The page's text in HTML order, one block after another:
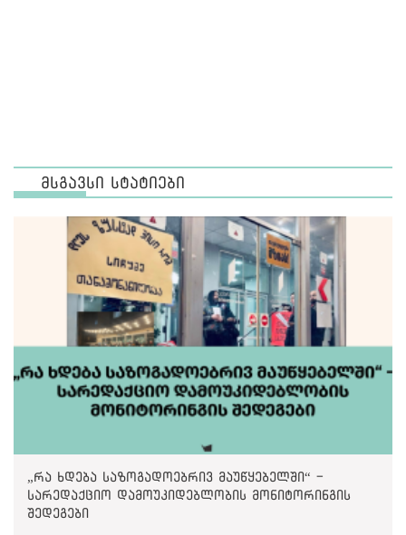
მსგავსი სტატიები
„რა ხდება საზოგადოებრივ მაუწყებელში“ -
სარედაქციო დამოუკიდებლობის მონიტორინგის
შედეგები